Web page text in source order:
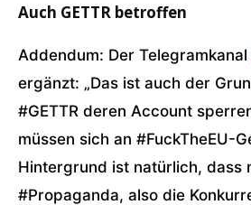
Auch GETTR betroffen
Addendum: Der Telegramkanal
ergänzt: „Das ist auch der
#GETTR deren Account
müssen sich an #FuckTheEU-
Hintergrund ist natürlich, dass
#Propaganda, also die